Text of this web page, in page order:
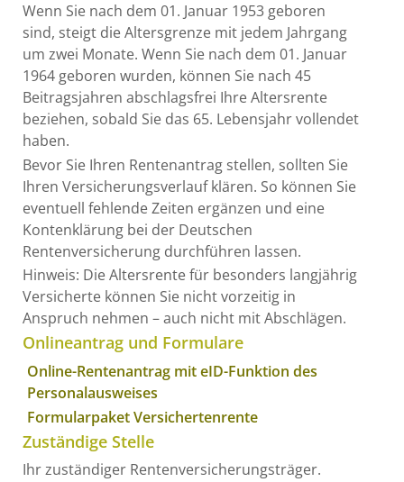
Wenn Sie nach dem 01. Januar 1953 geboren
sind, steigt die Altersgrenze mit jedem Jahrgang
um zwei Monate. Wenn Sie nach dem 01. Januar
1964 geboren wurden, können Sie nach 45
Beitragsjahren abschlagsfrei Ihre Altersrente
beziehen, sobald Sie das 65. Lebensjahr vollendet
haben.
Bevor Sie Ihren Rentenantrag stellen, sollten Sie
Ihren Versicherungsverlauf klären. So können Sie
eventuell fehlende Zeiten ergänzen und eine
Kontenklärung bei der Deutschen
Rentenversicherung durchführen lassen.
Hinweis: Die Altersrente für besonders langjährig
Versicherte können Sie nicht vorzeitig in
Anspruch nehmen – auch nicht mit Abschlägen.
Onlineantrag und Formulare
Online-Rentenantrag mit eID-Funktion des
Personalausweises
Formularpaket Versichertenrente
Zuständige Stelle
Ihr zuständiger Rentenversicherungsträger.